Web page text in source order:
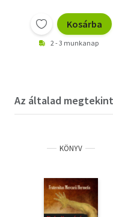
Kosárba
2 - 3 munkanap
Az általad
KÖNYV